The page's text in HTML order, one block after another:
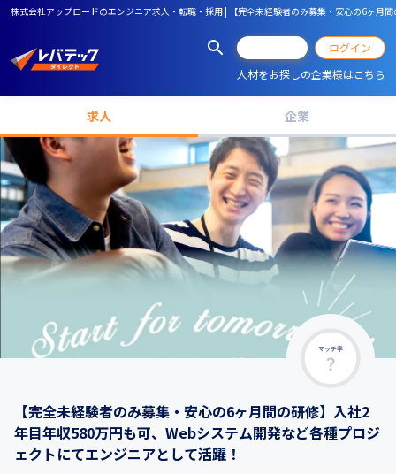
株式会社アップロードのエンジニア求人・転職・採用 | 【完全未経験者のみ募集・安心の6ヶ
ログイン
人材をお探しの企業様はこちら
求人 企業
マッチ率
【完全未経験者のみ募集・安心の6ヶ月間の研修】入社2
年目年収580万円も可、Webシステム開発など各種プロジ
ェクトにてエンジニアとして活躍！